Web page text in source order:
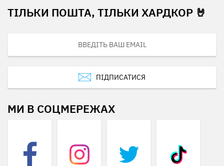
ТІЛЬКИ ПОШТА, ТІЛЬКИ ХАРДКОР 🤘
ПІДПИСАТИСЯ
МИ В СОЦМЕРЕЖАХ